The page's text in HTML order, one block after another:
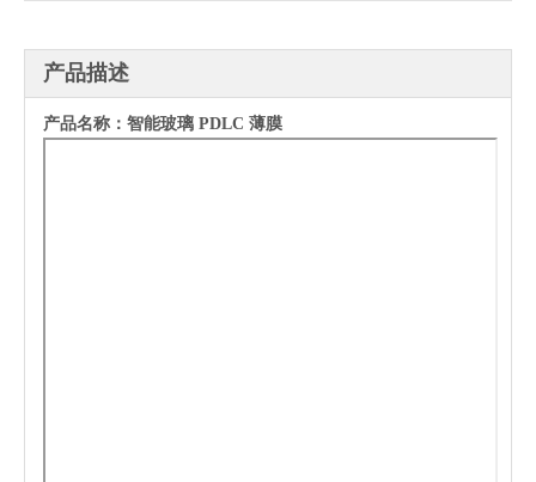
产品描述
产品名称： 智能玻璃 PDLC 薄膜